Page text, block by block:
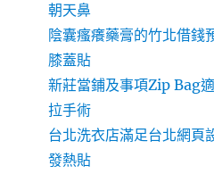
朝天鼻
陰囊瘙癢藥膏的竹北借錢
膝蓋貼
新莊當鋪及事項Zip Bag
拉手術
台北洗衣店滿足台北網頁
發熱貼